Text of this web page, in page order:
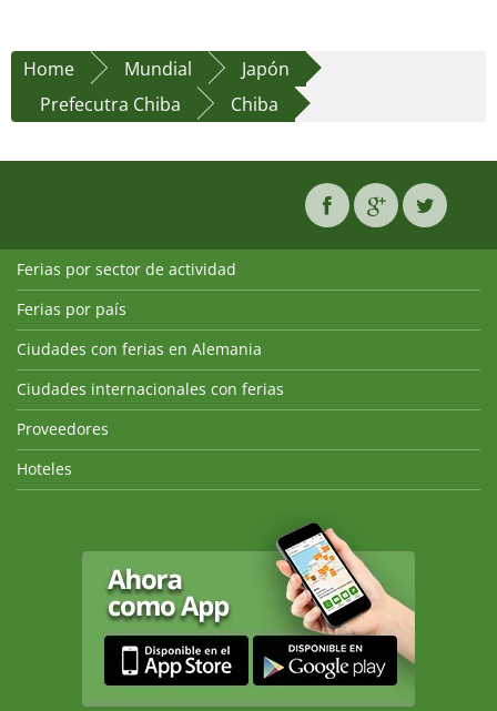
Home Mundial
Japón
Prefecutra Chiba
Chiba
Ferias por sector de actividad
Ferias por país
Ciudades con ferias en Alemania
Ciudades internacionales con ferias
Proveedores
Hoteles